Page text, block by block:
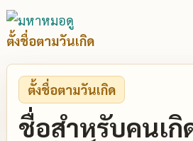
ตั้งชื่อตามวันเกิด
ตั้งชื่อตามวันเกิด
ชื่อสำหรับคนเกิ